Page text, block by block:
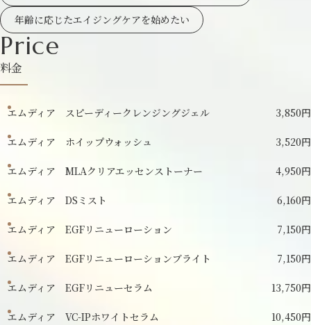
年齢に応じたエイジングケアを始めたい
Price
料金
エムディア スピーディークレンジングジェル 3,850円
エムディア ホイップウォッシュ 3,520円
エムディア MLAクリアエッセンストーナー 4,950円
エムディア DSミスト 6,160円
エムディア EGFリニューローション 7,150円
エムディア EGFリニューローションブライト 7,150円
エムディア EGFリニューセラム 13,750円
エムディア VC-IPホワイトセラム 10,450円